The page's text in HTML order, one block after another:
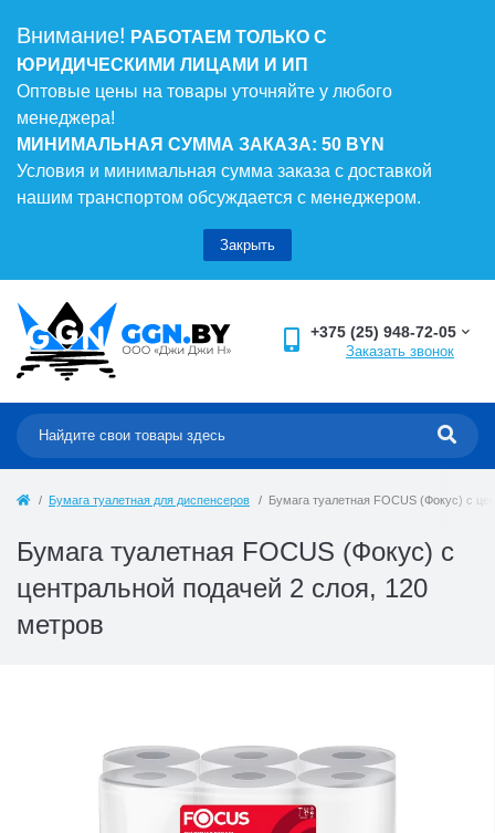
Внимание! РАБОТАЕМ ТОЛЬКО С
ЮРИДИЧЕСКИМИ ЛИЦАМИ И ИП
Оптовые цены на товары уточняйте у любого
менеджера!
МИНИМАЛЬНАЯ СУММА ЗАКАЗА: 50 BYN
Условия и минимальная сумма заказа с доставкой
нашим транспортом обсуждается с менеджером.
Закрыть
+375 (25) 948-72-05
Заказать звонок
Бумага туалетная для диспенсеров Бумага туалетная FOCUS (Фокус) с
Бумага туалетная FOCUS (Фокус) с
центральной подачей 2 слоя, 120
метров